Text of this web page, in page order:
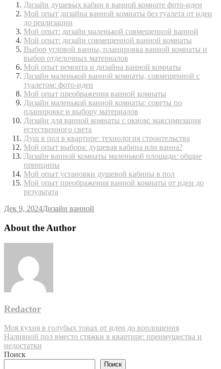
Дизайн душевых кабин в ванной комнате фото-идеи
Мой опыт дизайна ванной комнаты без туалета от идеи
до реализации
Мой опыт: дизайн маленькой совмещенной ванной
Мой опыт: дизайн совмещенной ванной комнаты
Выбор угловой ванны, планировка ванной комнаты и
выбор отделочных материалов
Мой опыт ремонта и дизайна ванной комнаты
Дизайн маленькой ванной комнаты, совмещенной с
туалетом: фото-идеи
Мой опыт преображения ванной комнаты
Дизайн маленькой ванной комнаты: советы по
планировке и выбору материалов
Дизайн для ванной комнаты с окном: максимизация
естественного света
Душ в пол в квартире: технология строительства
Мой опыт выбора: душевая кабина или ванна?
Дизайн ванной комнаты маленькой площади: общие
принципы
Мой опыт установки душевой кабины в пол
Мой опыт преображения ванной комнаты от идеи до
результата
Дек 9, 2024Дизайн ванной
About the Author
Redactor
Навигация
по
записям
Моя кухня в голубых тонах от идеи до воплощения
Наливной пол вместо стяжки в квартире: преимущества и
недостатки
Поиск
Поиск